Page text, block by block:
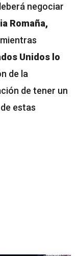
negociar
Romaña,
Unidos lo
de la
de tener un
estas